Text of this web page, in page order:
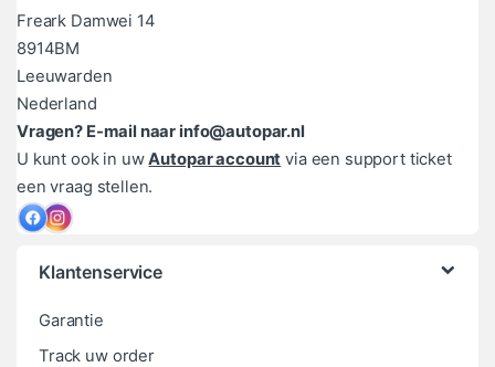
Freark Damwei 14
8914BM
Leeuwarden
Nederland
Vragen? E-mail naar info@autopar.nl
U kunt ook in uwAutopar account via een support ticket
een vraag stellen.
Klantenservice
Garantie
Track uw order